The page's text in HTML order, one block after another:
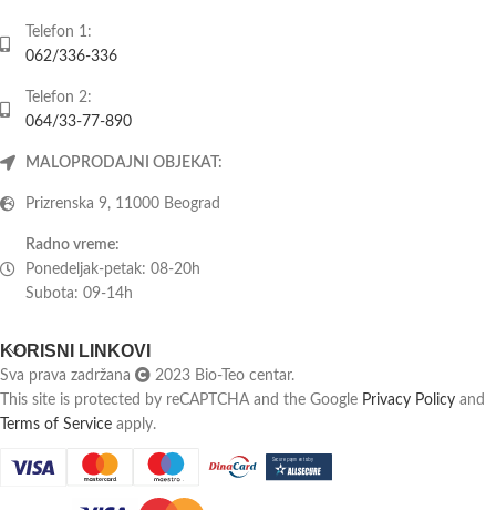
Telefon 1:
062/336-336
Telefon 2:
064/33-77-890
MALOPRODAJNI OBJEKAT:
Prizrenska 9, 11000 Beograd
Radno vreme:
Ponedeljak-petak: 08-20h
Subota: 09-14h
KORISNI LINKOVI
Sva prava zadržana
2023 Bio-Teo centar.
This site is protected by reCAPTCHA and the Google Privacy Policy and
Terms of Service apply.